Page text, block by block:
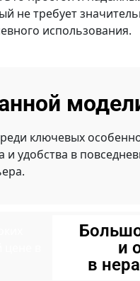
не требует
использования.
ключевых
удобства в
и
в